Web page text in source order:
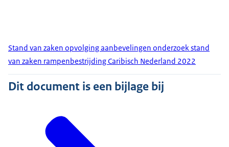
Stand van zaken opvolging aanbevelingen onderzoek stand
van zaken rampenbestrijding Caribisch Nederland 2022
Dit document is een bijlage bij